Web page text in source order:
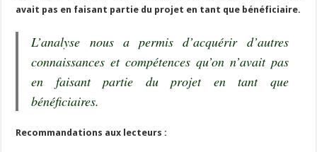
avait pas en faisant partie du projet en tant que bénéficiaire.
L’analyse nous a permis d’acquérir d’autres
connaissances et compétences qu’on n’avait pas
en faisant partie du projet en tant que
bénéficiaires.
Recommandations aux lecteurs :